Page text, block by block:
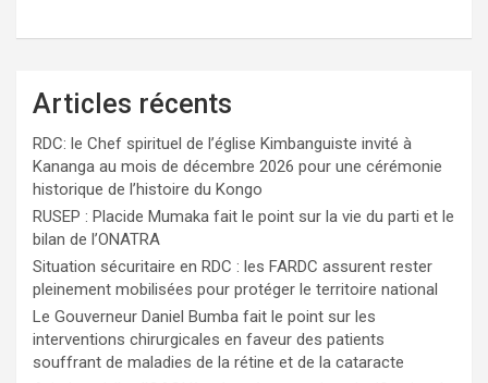
Articles récents
RDC: le Chef spirituel de l’église Kimbanguiste invité à
Kananga au mois de décembre 2026 pour une cérémonie
historique de l’histoire du Kongo
RUSEP : Placide Mumaka fait le point sur la vie du parti et le
bilan de l’ONATRA
Situation sécuritaire en RDC : les FARDC assurent rester
pleinement mobilisées pour protéger le territoire national
Le Gouverneur Daniel Bumba fait le point sur les
interventions chirurgicales en faveur des patients
souffrant de maladies de la rétine et de la cataracte